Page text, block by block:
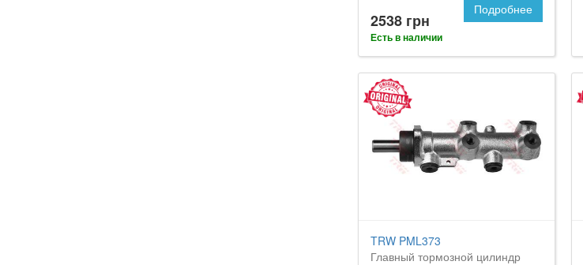
2538 грн
Есть в наличии
Подробнее
TRW PML373
Главный тормозной цилиндр